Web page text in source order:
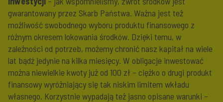
gwarantowany przez Skarb Państwa. Ważna jest też
możliwość swobodnego wyboru produktu finansowego z
różnym okresem lokowania środków. Dzięki temu, w
zależności od potrzeb, możemy chronić nasz kapitał na wiele
lat bądź jedynie na kilka miesięcy. W obligacje inwestować
można niewielkie kwoty już od 100 zł – ciężko o drugi produkt
finansowy wyróżniający się tak niskim limitem wkładu
własnego. Korzystnie wypadają też jasno opisane warunki –